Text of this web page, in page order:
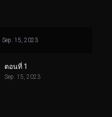
Sep. 15, 2023
ตอนที่ 1
Sep. 15, 2023